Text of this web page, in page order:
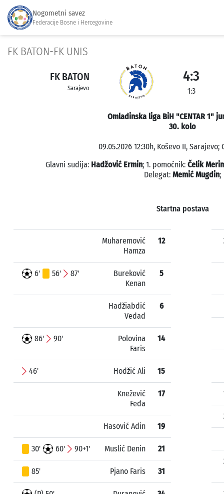
Nogometni savez
Federacije Bosne i Hercegovine
FK BATON-FK UNIS
FK BATON
Sarajevo
4:3
1:3
Omladinska liga BiH "CENTAR 1"
30. kolo
09.05.2026 12:30h, Koševo II, Sarajevo;
Glavni sudija: Hadžović Ermin; 1. pomoćnik: Čelik
Delegat: Memić Mugdin;
Startna postava
Muharemović
Hamza
12
6' 56' 87'
Bureković
Kenan
5
Hadžiabdić
Vedad
6
86' 90'
Polovina
Faris
14
46' Hodžić Ali 15
Knežević
Feđa
17
Hasović Adin 19
30' 60' 90+1' Muslić Denin 21
85' Pjano Faris 31